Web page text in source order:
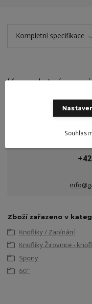
Kompletní specifikace
Kompletní
Kroužek na opasek na šaty
Zboží zařazeno v
Knoflíky / Zapínání
Knoflíky Žirovnice -
Spony
60"
Souhlas